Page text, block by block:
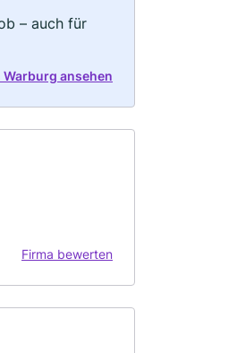
– auch für
ansehen
Firma bewerten